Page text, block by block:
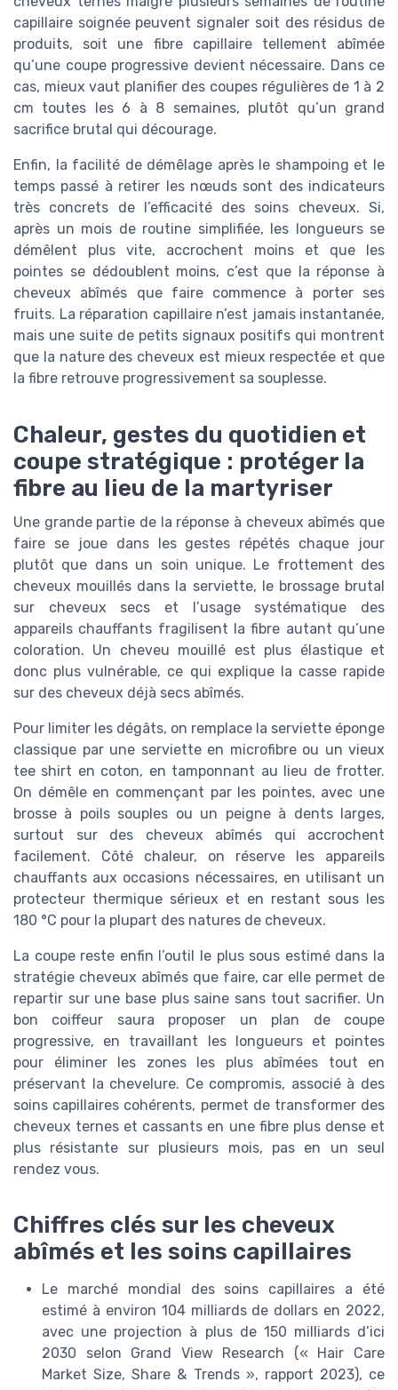
capillaire soignée peuvent signaler soit des résidus de
produits, soit une fibre capillaire tellement abîmée
qu’une coupe progressive devient nécessaire. Dans ce
cas, mieux vaut planifier des coupes régulières de 1 à 2
cm toutes les 6 à 8 semaines, plutôt qu’un grand
sacrifice brutal qui décourage.
Enfin, la facilité de démêlage après le shampoing et le
temps passé à retirer les nœuds sont des indicateurs
très concrets de l’efficacité des soins cheveux. Si,
après un mois de routine simplifiée, les longueurs se
démêlent plus vite, accrochent moins et que les
pointes se dédoublent moins, c’est que la réponse à
cheveux abîmés que faire commence à porter ses
fruits. La réparation capillaire n’est jamais instantanée,
mais une suite de petits signaux positifs qui montrent
que la nature des cheveux est mieux respectée et que
la fibre retrouve progressivement sa souplesse.
Chaleur, gestes du quotidien et
coupe stratégique : protéger la
fibre au lieu de la martyriser
Une grande partie de la réponse à cheveux abîmés que
faire se joue dans les gestes répétés chaque jour
plutôt que dans un soin unique. Le frottement des
cheveux mouillés dans la serviette, le brossage brutal
sur cheveux secs et l’usage systématique des
appareils chauffants fragilisent la fibre autant qu’une
coloration. Un cheveu mouillé est plus élastique et
donc plus vulnérable, ce qui explique la casse rapide
sur des cheveux déjà secs abîmés.
Pour limiter les dégâts, on remplace la serviette éponge
classique par une serviette en microfibre ou un vieux
tee shirt en coton, en tamponnant au lieu de frotter.
On démêle en commençant par les pointes, avec une
brosse à poils souples ou un peigne à dents larges,
surtout sur des cheveux abîmés qui accrochent
facilement. Côté chaleur, on réserve les appareils
chauffants aux occasions nécessaires, en utilisant un
protecteur thermique sérieux et en restant sous les
180 °C pour la plupart des natures de cheveux.
La coupe reste enfin l’outil le plus sous estimé dans la
stratégie cheveux abîmés que faire, car elle permet de
repartir sur une base plus saine sans tout sacrifier. Un
bon coiffeur saura proposer un plan de coupe
progressive, en travaillant les longueurs et pointes
pour éliminer les zones les plus abîmées tout en
préservant la chevelure. Ce compromis, associé à des
soins capillaires cohérents, permet de transformer des
cheveux ternes et cassants en une fibre plus dense et
plus résistante sur plusieurs mois, pas en un seul
rendez vous.
Chiffres clés sur les cheveux
abîmés et les soins capillaires
Le marché mondial des soins capillaires a été
estimé à environ 104 milliards de dollars en 2022,
avec une projection à plus de 150 milliards d’ici
2030 selon Grand View Research (« Hair Care
Market Size, Share & Trends », rapport 2023), ce